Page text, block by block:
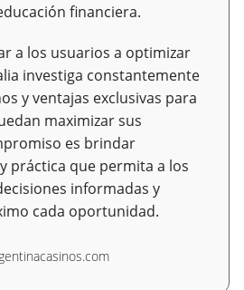
financiera.
a los usuarios a optimizar
investiga constantemente
y ventajas exclusivas para
maximizar sus
es brindar
práctica que permita a los
informadas y
cada oportunidad.